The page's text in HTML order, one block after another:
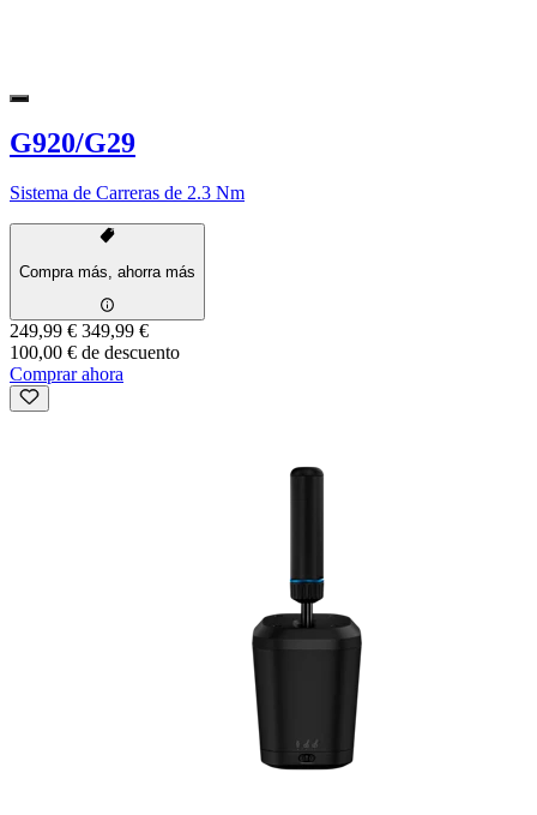
G920/G29
Sistema de Carreras de 2.3 Nm
Compra más, ahorra más
249,99 € 349,99 €
100,00 € de descuento
Comprar ahora